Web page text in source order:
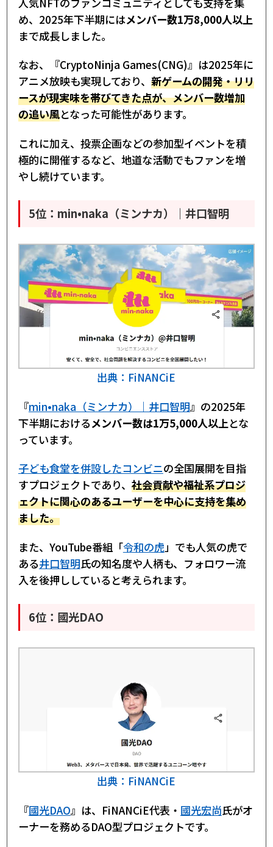
め、2025年下半期にはメンバー数1万8,000人以上
まで成長しました。
なお、『CryptoNinja Games(CNG)』は2025年に
アニメ放映も実現しており、 新ゲームの開発・リリ
ースが現実味を帯びてきた点が、メンバー数増加
の追い風となった可能性があります。
これに加え、投票企画などの参加型イベントを積
極的に開催するなど、地道な活動でもファンを増
やし続けています。
5位：min•naka（ミンナカ）｜井口智明
出典：FiNANCiE
『min•naka（ミンナカ）｜井口智明』の2025年
下半期におけるメンバー数は1万5,000人以上とな
っています。
子ども食堂を併設したコンビニの全国展開を目指
すプロジェクトであり、 社会貢献や福祉系プロジ
ェクトに関心のあるユーザーを中心に支持を集め
ました。
また、YouTube番組「令和の虎」でも人気の虎で
ある井口智明氏の知名度や人柄も、フォロワー流
入を後押ししていると考えられます。
6位：國光DAO
出典：FiNANCiE
『國光DAO』は、FiNANCiE代表・ 國光宏尚氏がオ
ーナーを務めるDAO型プロジェクトです。